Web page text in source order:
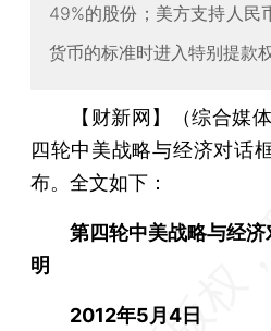
49%的股份；美方支持人民
货币的标准时进入特别提款
【财新网】（综合媒
四轮中美战略与经济对话
布。全文如下：
第四轮中美战略与经
明
2012年5月4日